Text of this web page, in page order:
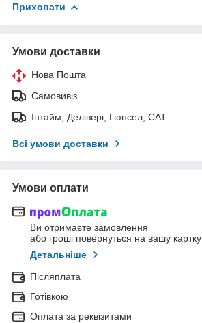
Приховати
Умови доставки
Нова Пошта
Самовивіз
Інтайм, Делівері, Гюнсел, САТ
Всі умови доставки
Умови оплати
Ви отримаєте замовлення
або гроші повернуться на вашу картку
Детальніше
Післяплата
Готівкою
Оплата за реквізитами